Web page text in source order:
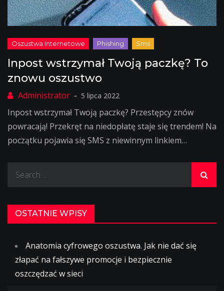
Inpost wstrzymał Twoją paczkę? To
znowu oszustwo
5 lipca 2022
Inpost wstrzymał Twoją paczkę? Przestępcy znów
powracają! Przekręt na niedopłatę staje się trendem! Na
początku pojawia się SMS z niewinnym linkiem…
OSTATNIE WPISY
Anatomia cyfrowego oszustwa. Jak nie dać się
złapać na fałszywe promocje i bezpiecznie
oszczędzać w sieci